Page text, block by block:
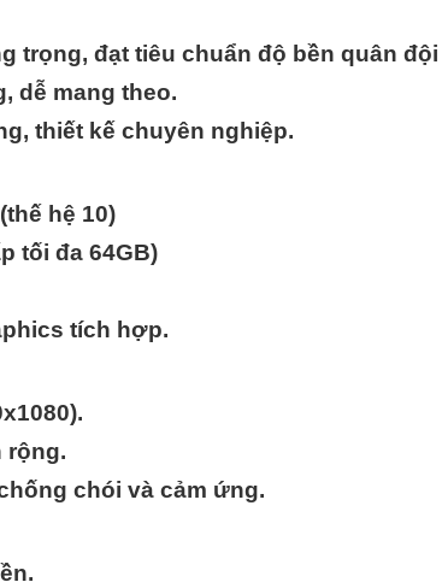
trọng, đạt tiêu chuẩn độ bền quân đội
dễ mang theo.
thiết kế chuyên nghiệp.
(thế hệ 10)
tối đa 64GB)
tích hợp.
rộng.
chói và cảm ứng.